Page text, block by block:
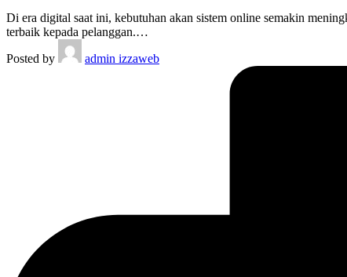
Di era digital saat ini, kebutuhan akan sistem online semakin
terbaik kepada pelanggan.…
Posted by
admin izzaweb